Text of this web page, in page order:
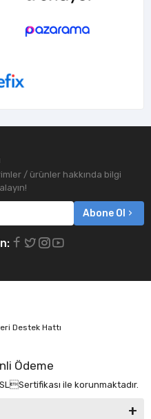
/ ürünler hakkında bilgi
Abone Ol
Destek Hattı
Ödeme
ile korunmaktadır.